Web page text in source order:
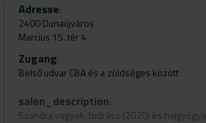
Adresse:
2400 Dunaújváros
Marcius 15. tér 4
Zugang:
Belső udvar CBA és a zöldséges között
salon_description:
Szandra vagyok, fodrász (2020) és